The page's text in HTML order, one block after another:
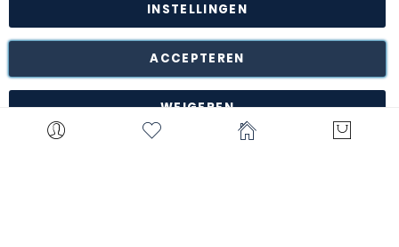
Retour van goederen is mogelijk* binnen de 14 dagen na
ontvangstdatum in de originele onbeschadigde verpakking
naar ons magazijn te Turnhout (België).
*met uitzondering van bepaalde producten zoals
ACCEPTEREN
INSTELLINGEN
WEIGEREN